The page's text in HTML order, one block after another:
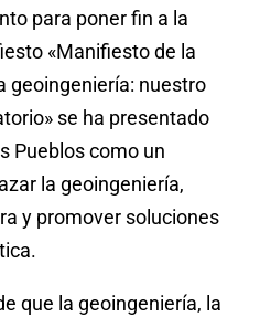
para poner fin a la
«Manifiesto de la
geoingeniería: nuestro
se ha presentado
Pueblos como un
la geoingeniería,
y promover soluciones
que la geoingeniería, la